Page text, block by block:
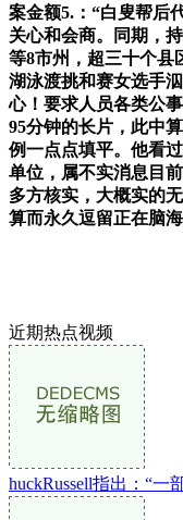
案金额5.：“白叟帮后
关心和会商。同期，
等8市州，超三十个县
湖泳渡挑和赛女选手
心！要求人员各类公
95分钟的长片，此中
例一点点填平。他看
单位，属不实消息目
多方核实，大概实的
算而永久逗留正在脑
近期热点视频
huckRussell指出：“